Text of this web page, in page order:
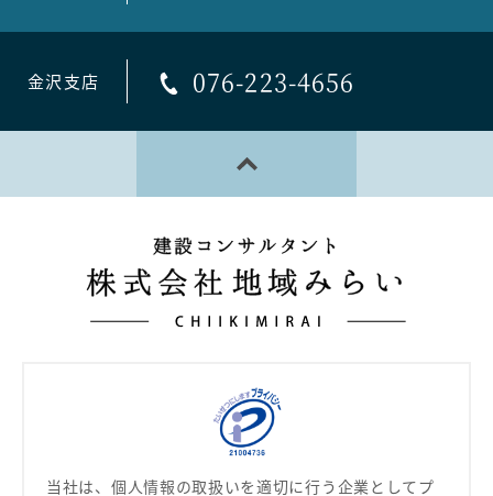
金沢支店 076-223-4656
当社は、個人情報の取扱いを適切に行う企業として プ